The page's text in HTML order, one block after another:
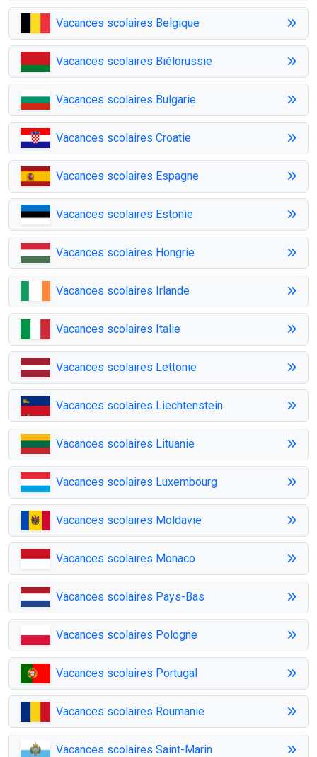
Vacances scolaires Belgique
Vacances scolaires Biélorussie
Vacances scolaires Bulgarie
Vacances scolaires Croatie
Vacances scolaires Espagne
Vacances scolaires Estonie
Vacances scolaires Hongrie
Vacances scolaires Irlande
Vacances scolaires Italie
Vacances scolaires Lettonie
Vacances scolaires Liechtenstein
Vacances scolaires Lituanie
Vacances scolaires Luxembourg
Vacances scolaires Moldavie
Vacances scolaires Monaco
Vacances scolaires Pays-Bas
Vacances scolaires Pologne
Vacances scolaires Portugal
Vacances scolaires Roumanie
Vacances scolaires Saint-Marin